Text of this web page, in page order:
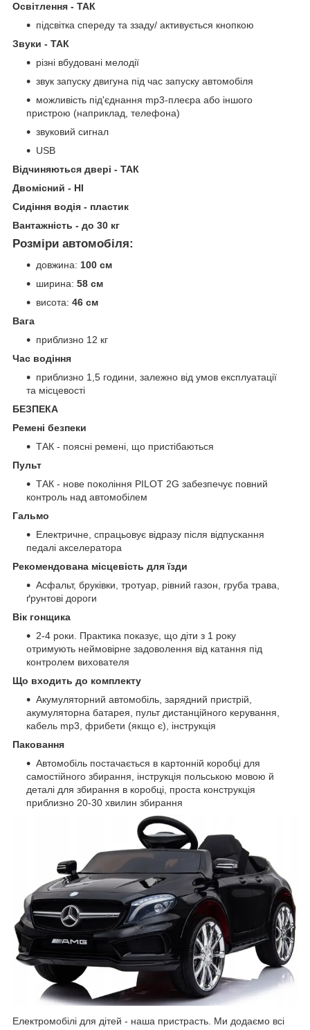
Освітлення - ТАК
підсвітка спереду та ззаду/ активується кнопкою
Звуки - ТАК
різні вбудовані мелодії
звук запуску двигуна під час запуску автомобіля
можливість під'єднання mp3-плеєра або іншого
пристрою (наприклад, телефона)
звуковий сигнал
USB
Відчиняються двері - ТАК
Двомісний - НІ
Сидіння водія - пластик
Вантажність - до 30 кг
Розміри автомобіля:
довжина: 100 см
ширина: 58 см
висота: 46 см
Вага
приблизно 12 кг
Час водіння
приблизно 1,5 години, залежно від умов експлуатації
та місцевості
БЕЗПЕКА
Ремені безпеки
ТАК - поясні ремені, що пристібаються
Пульт
ТАК - нове покоління PILOT 2G забезпечує повний
контроль над автомобілем
Гальмо
Електричне, спрацьовує відразу після відпускання
педалі акселератора
Рекомендована місцевість для їзди
Асфальт, бруківки, тротуар, рівний газон, груба трава,
ґрунтові дороги
Вік гонщика
2-4 роки. Практика показує, що діти з 1 року
отримують неймовірне задоволення від катання під
контролем вихователя
Що входить до комплекту
Акумуляторний автомобіль, зарядний пристрій,
акумуляторна батарея, пульт дистанційного керування,
кабель mp3, фрибети (якщо є), інструкція
Паковання
Автомобіль постачається в картонній коробці для
самостійного збирання, інструкція польською мовою й
деталі для збирання в коробці, проста конструкція
приблизно 20-30 хвилин збирання
Електромобілі для дітей - наша пристрасть. Ми додаємо всі